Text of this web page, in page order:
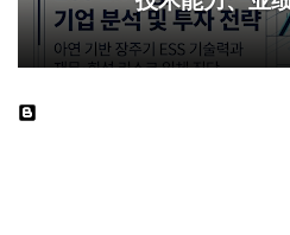
技术能力、业